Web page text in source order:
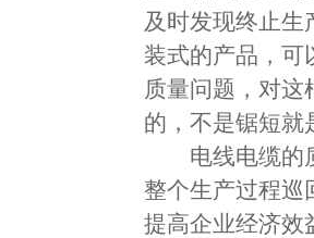
及时发现终止生
装式的产品，可
质量问题，对
的，不是锯短就
电线电缆的质
整个生产过程巡
提高企业经济效